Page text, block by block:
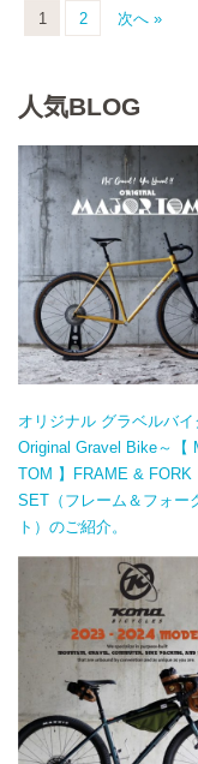
1 2 次へ »
人気BLOG
オリジナル グラベルバイ
Original Gravel Bike～【
TOM 】FRAME & FORK
SET（フレーム＆フォー
ト）のご紹介。